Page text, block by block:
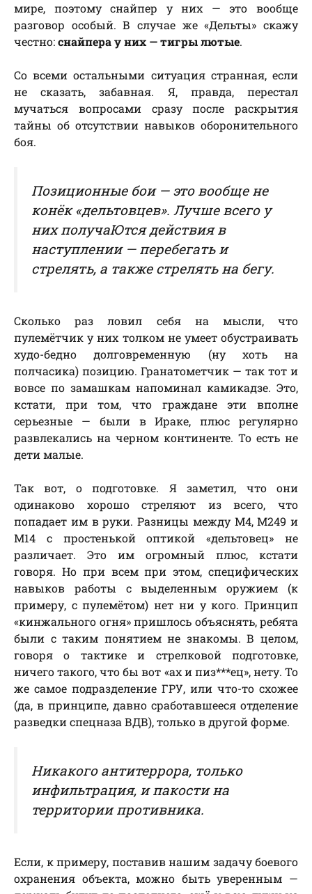
мире, поэтому снайпер у них — это вообще
разговор особый. В случае же «Дельты» скажу
честно:снайпера у них — тигры лютые.
Со всеми остальными ситуация странная, если
не сказать, забавная. Я, правда, перестал
мучаться вопросами сразу после раскрытия
тайны об отсутствии навыков оборонительного
боя.
Позиционные бои — это вообще не
конёк «дельтовцев». Лучше всего у
них получаЮтся действия в
наступлении — перебегать и
стрелять, а также стрелять на бегу.
Сколько раз ловил себя на мысли, что
пулемётчик у них толком не умеет обустраивать
худо-бедно долговременную (ну хоть на
полчасика) позицию. Гранатометчик — так тот и
вовсе по замашкам напоминал камикадзе. Это,
кстати, при том, что граждане эти вполне
серьезные — были в Ираке, плюс регулярно
развлекались на черном континенте. То есть не
дети малые.
Так вот, о подготовке. Я заметил, что они
одинаково хорошо стреляют из всего, что
попадает им в руки. Разницы между М4, М249 и
М14 с простенькой оптикой «дельтовец» не
различает. Это им огромный плюс, кстати
говоря. Но при всем при этом, специфических
навыков работы с выделенным оружием (к
примеру, с пулемётом) нет ни у кого. Принцип
«кинжального огня» пришлось объяснять, ребята
были с таким понятием не знакомы. В целом,
говоря о тактике и стрелковой подготовке,
ничего такого, что бы вот «ах и пиз***ец», нету. То
же самое подразделение ГРУ, или что-то схожее
(да, в принципе, давно сработавшееся отделение
разведки спецназа ВДВ), только в другой форме.
Никакого антитеррора, только
инфильтрация, и пакости на
территории противника.
Если, к примеру, поставив нашим задачу боевого
охранения объекта, можно быть уверенным —